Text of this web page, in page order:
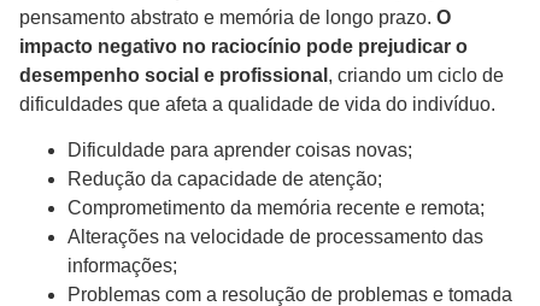
pensamento abstrato e memória de longo prazo. O
impacto negativo no raciocínio pode prejudicar o
desempenho social e profissional , criando um ciclo de
dificuldades que afeta a qualidade de vida do indivíduo.
Dificuldade para aprender coisas novas;
Redução da capacidade de atenção;
Comprometimento da memória recente e remota;
Alterações na velocidade de processamento das
informações;
Problemas com a resolução de problemas e tomada